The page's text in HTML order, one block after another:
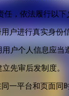
，依法履行以下
用户进行真实身
用户个人信息应
先审后发制度。
一平台和页面同